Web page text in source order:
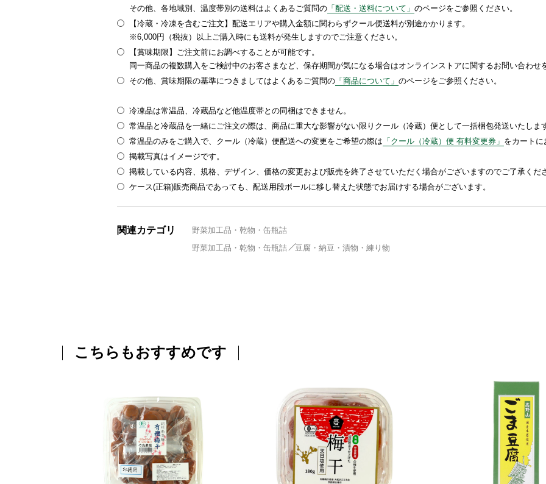
その他、各地域別、温度帯別の送料はよくあるご質問の 「配送・送料について」 のページをご参照ください。
【冷蔵・冷凍を含むご注文】配送エリアや購入金額に関わらずクール便送料が別途かかります。
※6,000円（税抜）以上ご購入時にも送料が発生しますのでご注意ください。
【賞味期限】ご注文前にお調べすることが可能です。
同一商品の複数購入をご検討中のお客さまなど、保存期間が気になる場合はオンラインストアに関するお問い合わせ
その他、賞味期限の基準につきましてはよくあるご質問の 「商品について」 のページをご参照ください。
冷凍品は常温品、冷蔵品など他温度帯との同梱はできません。
常温品と冷蔵品を一緒にご注文の際は、商品に重大な影響がない限りクール（冷蔵）便として一括梱包発送いたします
常温品のみをご購入で、クール（冷蔵）便配送への変更をご希望の際は 「クール（冷蔵）便 有料変更券」 をカートに
掲載写真はイメージです。
掲載している内容、規格、デザイン、価格の変更および販売を終了させていただく場合がございますのでご了承くだ
ケース(正箱)販売商品であっても、配送用段ボールに移し替えた状態でお届けする場合がございます。
関連カテゴリ
野菜加工品・乾物・缶瓶詰
野菜加工品・乾物・缶瓶詰
豆腐・納豆・漬物・練り物
こちらもおすすめです